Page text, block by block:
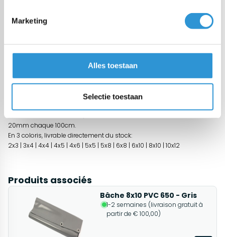
Marketing
Alles toestaan
Selectie toestaan
Description
Bâche étanche de PVC/polyester adapté pour des applications durs
Ces bâches sont idéales pour couvrir et protéger tout type de
surface, comme par exemple emballer votre produits pour le
au feu etc.
Produit d'origine l'Europe donc conforme REACH et longue durée de
20mm chaque 100cm.
En 3 coloris, livrable directement du stock:
2x3 | 3x4 | 4x4 | 4x5 | 4x6 | 5x5 | 5x8 | 6x8 | 6x10 | 8x10 | 10x12
Produits associés
Bâche 8x10 PVC 650 - Gris
1-2 semaines (livraison gratuit à
partir de € 100,00)